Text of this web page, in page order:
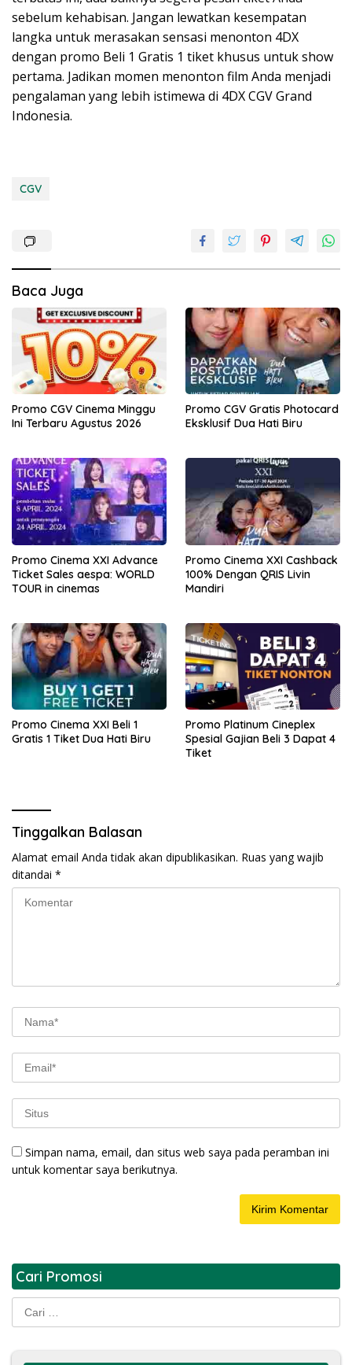
sebelum kehabisan. Jangan lewatkan kesempatan
langka untuk merasakan sensasi menonton 4DX
dengan promo Beli 1 Gratis 1 tiket khusus untuk show
pertama. Jadikan momen menonton film Anda menjadi
pengalaman yang lebih istimewa di 4DX CGV Grand
Indonesia.
CGV
Baca Juga
Promo CGV Cinema Minggu
Ini Terbaru Agustus 2026
Promo CGV Gratis Photocard
Eksklusif Dua Hati Biru
Promo Cinema XXI Advance
Ticket Sales aespa: WORLD
TOUR in cinemas
Promo Cinema XXI Cashback
100% Dengan QRIS Livin
Mandiri
Promo Cinema XXI Beli 1
Gratis 1 Tiket Dua Hati Biru
Promo Platinum Cineplex
Spesial Gajian Beli 3 Dapat 4
Tiket
Tinggalkan Balasan
Alamat email Anda tidak akan dipublikasikan. Ruas yang wajib
ditandai *
Simpan nama, email, dan situs web saya pada peramban ini
untuk komentar saya berikutnya.
Cari Promosi
Cari
untuk: